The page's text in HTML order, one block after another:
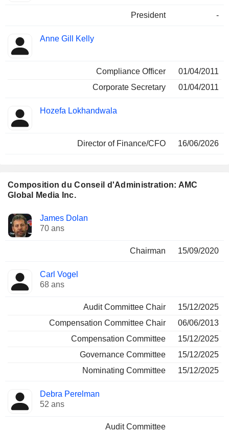
President -
Anne Gill Kelly
Compliance Officer
01/04/2011
Corporate Secretary
01/04/2011
Hozefa Lokhandwala
Director of Finance/CFO 16/06/2026
Composition du Conseil d'Administration: AMC
Global Media Inc.
Administrateur Comités
James Dolan
70 ans
Chairman 15/09/2020
Carl Vogel
68 ans
Audit Committee Chair
15/12/2025
Compensation Committee Chair
06/06/2013
Compensation Committee
15/12/2025
Governance Committee
15/12/2025
Nominating Committee
15/12/2025
Debra Perelman
52 ans
Audit Committee